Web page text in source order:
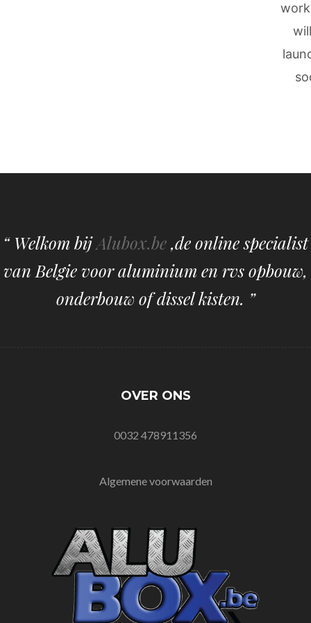
“ Welkom bijAlubox.be,de online specialist
van Belgie voor aluminium en rvs opbouw,
onderbouw of dissel kisten. ”
OVER ONS
0032 478911356
Algemene voorwaarden